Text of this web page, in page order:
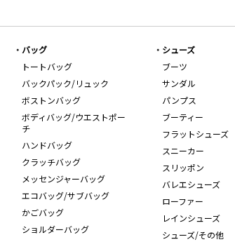
バッグ
トートバッグ
バックパック/リュック
ボストンバッグ
ボディバッグ/ウエストポー
チ
ハンドバッグ
クラッチバッグ
メッセンジャーバッグ
エコバッグ/サブバッグ
かごバッグ
ショルダーバッグ
シューズ
ブーツ
サンダル
パンプス
ブーティー
フラットシューズ
スニーカー
スリッポン
バレエシューズ
ローファー
レインシューズ
シューズ/その他